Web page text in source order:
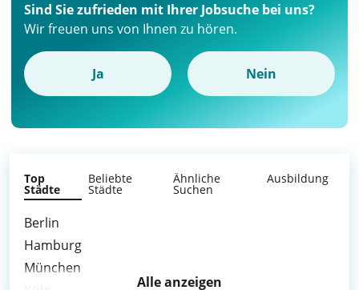
Sind Sie zufrieden mit Ihrer Jobsuche bei uns?
Wir freuen uns von Ihnen zu hören.
Ja Nein
Top
Städte
Beliebte
Städte
Ähnliche
Suchen
Ausbildung
Berlin
Hamburg
München
Alle anzeigen